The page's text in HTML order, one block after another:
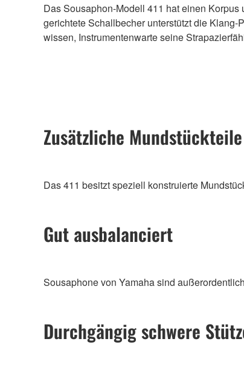
Das Sousaphon-Modell 411 hat einen
gerichtete Schallbecher unterstützt die
wissen, Instrumentenwarte seine
Zusätzliche Mundstückteile
Das 411 besitzt speziell konstruierte
Gut ausbalanciert
Sousaphone von Yamaha sind
Durchgängig schwere